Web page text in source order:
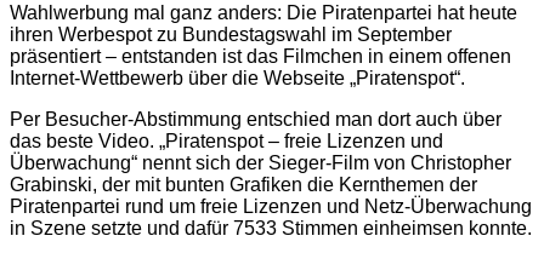
Wahlwerbung mal ganz anders: Die Piratenpartei hat heute
ihren Werbespot zu Bundestagswahl im September
präsentiert – entstanden ist das Filmchen in einem offenen
Internet-Wettbewerb über die Webseite „Piratenspot“.
Per Besucher-Abstimmung entschied man dort auch über
das beste Video. „Piratenspot – freie Lizenzen und
Überwachung“ nennt sich der Sieger-Film von Christopher
Grabinski, der mit bunten Grafiken die Kernthemen der
Piratenpartei rund um freie Lizenzen und Netz-Überwachung
in Szene setzte und dafür 7533 Stimmen einheimsen konnte.